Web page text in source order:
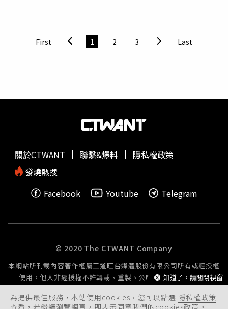
執行此類任務」，並建立一支常備「快速反應部隊」，該部
隊將「可立即在全國範圍內部署。」然而，這項命令在實際
署的行政命令並未說明，如果某州州長不希望動用這些部
律顧問、現任西南法律學院（Southwestern Law School）
Rachel VanLandingham）25日告訴
於他們計畫動用國民兵的具體細節。」這項行政命令加劇了
外界對川普政府意圖將國民警衛隊與聯邦執法機構用於政治
掌政的藍州城市時。此舉緊隨赫格塞斯上週的1項指示，該
在24日開始攜帶隨身武器。部署到華盛頓特區的國民警衛隊
成員。（圖／達志／美聯社）1名美國官員25日向《CNN》
透露，某些部隊將攜帶M4步槍，這是他們的主要武器，而
軍警則使用M17手槍。聯合特遣部隊發言人表示，這些部隊
僅被授權為「個人防護」使用槍械，即自衛，「而非執法使
用。」赫格塞斯的命令標誌著五角大樓（Pentagon）指導
First 1 2 3 Last
為提供最佳服務，本站使用cookies，您可以點選 隱私權政策
查看，若繼續瀏覽網頁，即表示同意我們的cookies政策。
知道了，請關閉視窗
關於CTWANT 聯繫&爆料
隱私權政策
發燒熱搜
Facebook
Youtube Telegram
© 2020 The CTWANT Company
本網站所刊載內容著作權屬王道旺台媒體股份有限公司所有或經授權
使用，他人非經授權不許轉載、重製、公開播送或公開傳輸。